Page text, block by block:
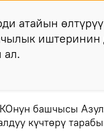
атайын
иштеринин
башчысы
күчтөрү